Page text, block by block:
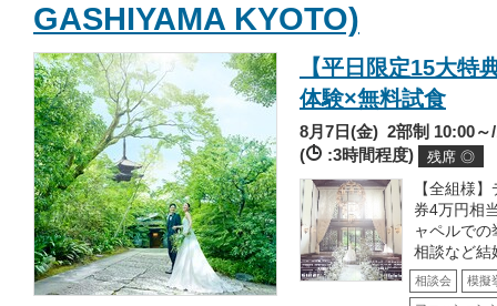
GASHIYAMA KYOTO)
【平日限定15大特
体験×無料試食
8月7日(金)2部制 10:00～
(
:3時間程度) 残席 ◎
【全組様
券4万円相
ャペルで
相談など
相談会 模擬